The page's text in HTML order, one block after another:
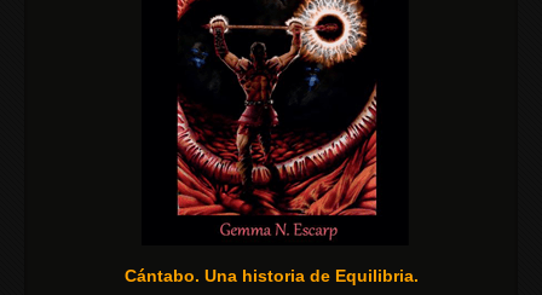
Cántabo. Una historia de Equilibria.